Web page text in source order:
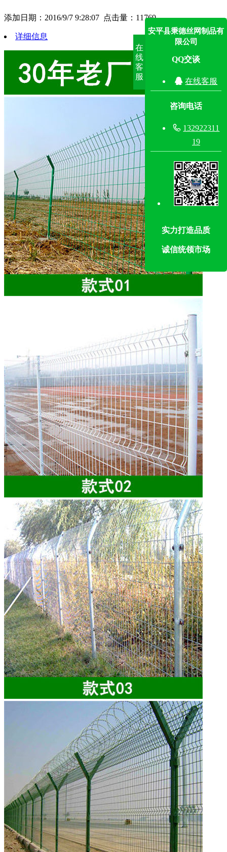
添加日期：2016/9/7 9:28:07 点击量： 11769
详细信息
在
线
客
服
安平县秉德丝网制品有
限公司
QQ交谈
 在线客服
咨询电话
 132922311
19
实力打造品质
诚信统领市场